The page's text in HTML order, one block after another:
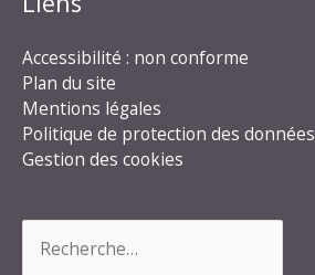
Accessibilité : non conforme
Plan du site
Mentions légales
Politique de protection des données
Gestion des cookies